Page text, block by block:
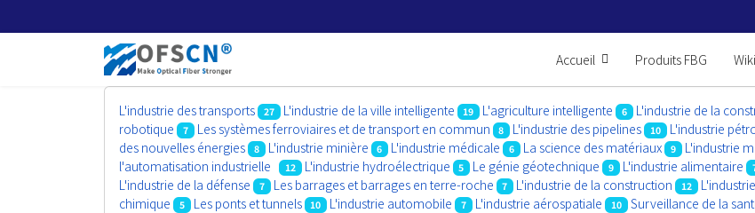
Accueil Produits FBG
L'industrie des transports 27 L'industrie de la ville intelligente 19 L'agriculture intelligente 6 L'industrie de la
robotique
7 Les systèmes ferroviaires et de transport en commun 8 L'industrie des pipelines 10 L'industrie
des nouvelles énergies
8 L'industrie minière 6 L'industrie médicale 6 La science des matériaux 9 L'industrie
l'automatisation industrielle
12 L'industrie hydroélectrique 5 Le génie géotechnique 9 L'industrie alimentaire
L'industrie de la défense 7 Les barrages et barrages en terre-roche 7 L'industrie de la construction 12
chimique
5 Les ponts et tunnels 10 L'industrie automobile 7 L'industrie aérospatiale 10 Surveillance de la